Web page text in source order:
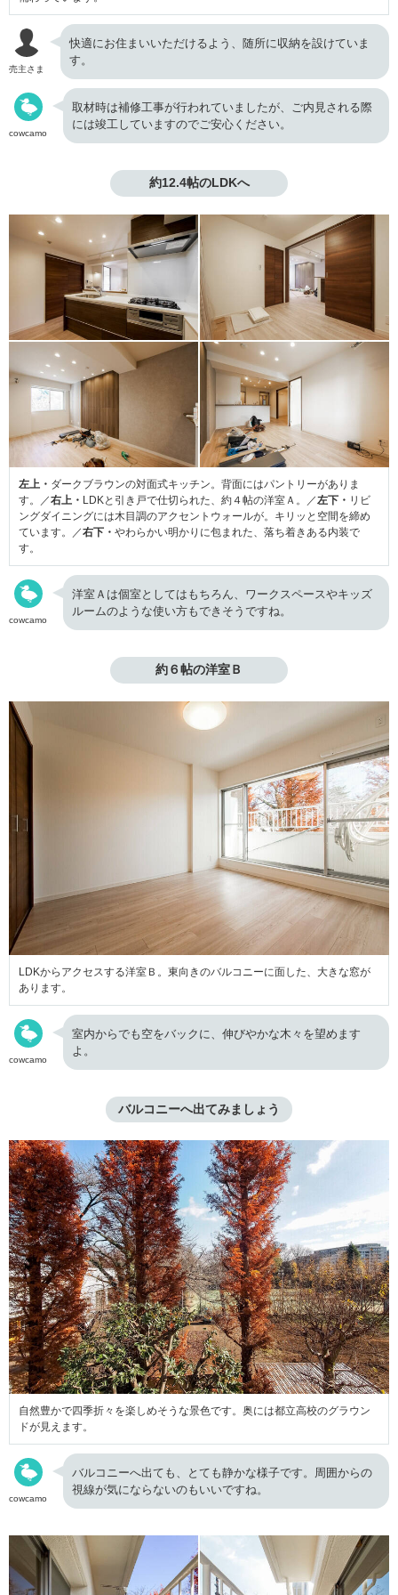
売主さま
快適にお住まいいただけるよう、随所に収納を設けていま
す。
cowcamo
取材時は補修工事が行われていましたが、ご内見される際
には竣工していますのでご安心ください。
約12.4帖のLDKへ
左上・ ダークブラウンの対面式キッチン。背面にはパントリーがありま
す。／右上・ LDKと引き戸で仕切られた、約４帖の洋室Ａ。／左下・ リビ
ングダイニングには木目調のアクセントウォールが。キリッと空間を締め
ています。／右下・ やわらかい明かりに包まれた、落ち着きある内装で
す。
cowcamo
洋室Ａは個室としてはもちろん、ワークスペースやキッズ
ルームのような使い方もできそうですね。
約６帖の洋室Ｂ
LDKからアクセスする洋室Ｂ。東向きのバルコニーに面した、大きな窓が
あります。
cowcamo
室内からでも空をバックに、伸びやかな木々を望めます
よ。
バルコニーへ出てみましょう
自然豊かで四季折々を楽しめそうな景色です。奥には都立高校のグラウン
ドが見えます。
cowcamo
バルコニーへ出ても、とても静かな様子です。周囲からの
視線が気にならないのもいいですね。